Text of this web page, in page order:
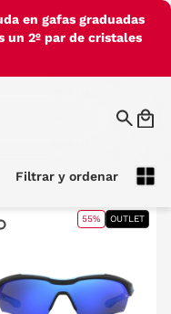
en gafas graduadas
un 2º par de cristales
Filtrar y ordenar
Filtrar y ordenar
55% OUTLET